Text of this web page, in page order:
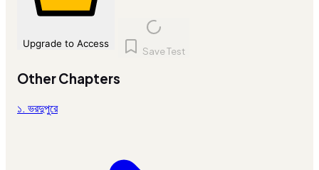
Upgrade to Access
Save Test
Other Chapters
১. ভরদুপুরে